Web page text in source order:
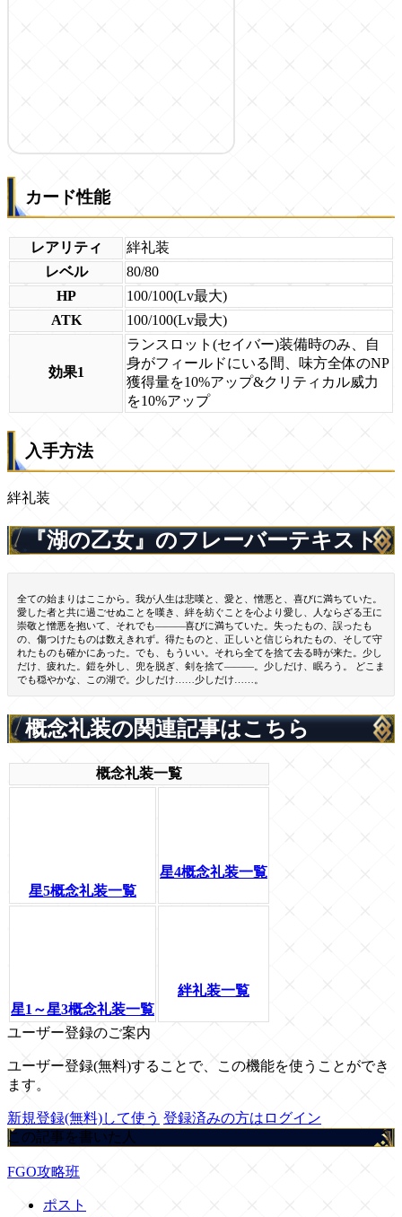
カード性能
レアリティ
絆礼装
レベル
80/80
HP
100/100(Lv最大)
ATK
100/100(Lv最大)
効果1
ランスロット(セイバー)装備時のみ、自
身がフィールドにいる間、味方全体のNP
獲得量を10%アップ&クリティカル威力
を10%アップ
入手方法
絆礼装
『湖の乙女』のフレーバーテキスト
全ての始まりはここから。我が人生は悲嘆と、愛と、憎悪と、喜びに満ちていた。
愛した者と共に過ごせぬことを嘆き、絆を紡ぐことを心より愛し、人ならざる王に
崇敬と憎悪を抱いて、それでも―――喜びに満ちていた。失ったもの、誤ったも
の、傷つけたものは数えきれず。得たものと、正しいと信じられたもの、そして守
れたものも確かにあった。でも、もういい。それら全てを捨て去る時が来た。少し
だけ、疲れた。鎧を外し、兜を脱ぎ、剣を捨て―――。少しだけ、眠ろう。 どこま
でも穏やかな、この湖で。少しだけ……少しだけ……。
概念礼装の関連記事はこちら
概念礼装一覧
星5概念礼装一覧
星4概念礼装一覧
星1～星3概念礼装一覧
絆礼装一覧
ユーザー登録のご案内
ユーザー登録(無料)することで、この機能を使うことができ
ます。
新規登録(無料)して使う 登録済みの方はログイン
この記事を書いた人
FGO攻略班
ポスト